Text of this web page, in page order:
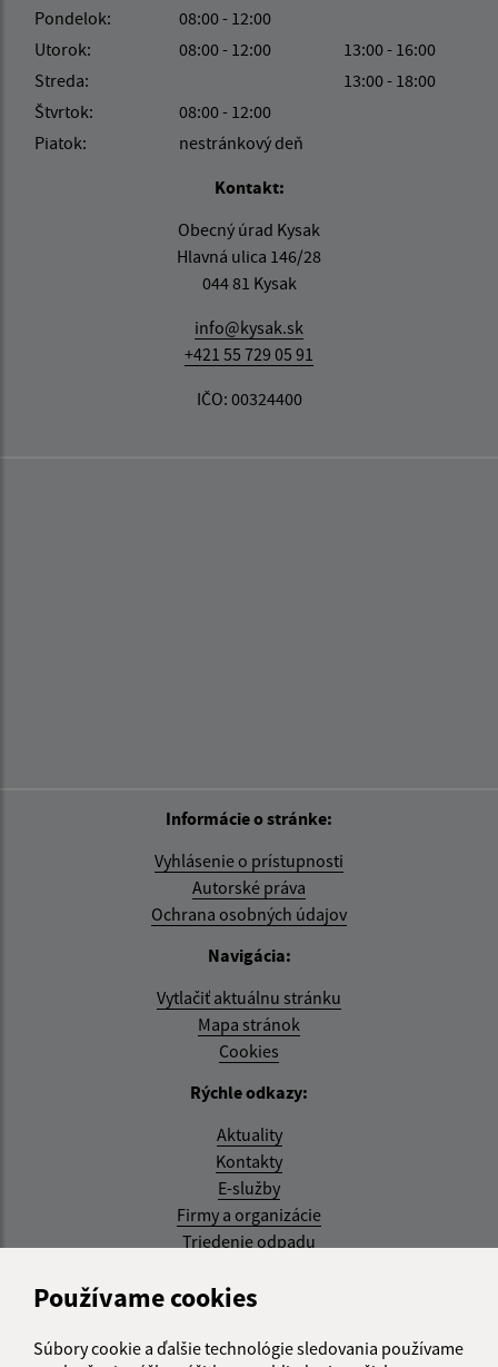
Používame cookies
Súbory cookie a ďalšie technológie sledovania používame
Pondelok:
08:00 - 12:00
Utorok:
08:00 - 12:00
13:00 - 16:00
Streda:
13:00 - 18:00
Štvrtok:
08:00 - 12:00
Piatok:
nestránkový deň
Kontakt:
Obecný úrad Kysak
Hlavná ulica 146/28
044 81 Kysak
info@kysak.sk
+421 55 729 05 91
IČO: 00324400
Informácie o stránke:
Vyhlásenie o prístupnosti
Autorské práva
Ochrana osobných údajov
Navigácia:
Vytlačiť aktuálnu stránku
Mapa stránok
Cookies
Rýchle odkazy:
Aktuality
Kontakty
E-služby
Firmy a organizácie
Triedenie odpadu
Aktualizované: